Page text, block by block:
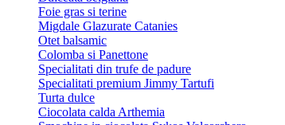
Foie gras si terine
Migdale Glazurate Catanies
Otet balsamic
Colomba si Panettone
Specialitati din trufe de padure
Specialitati premium Jimmy Tartufi
Turta dulce
Ciocolata calda Arthemia